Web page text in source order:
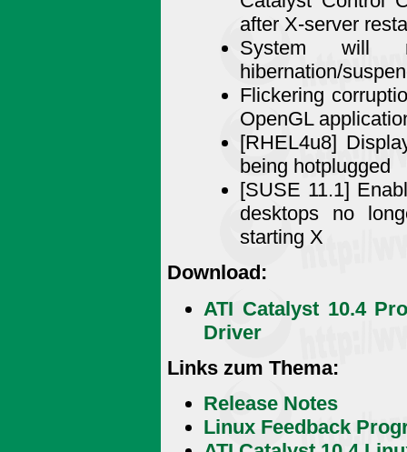
after X-server
System will
hibernation/
Flickering
OpenGL
[RHEL4u8]
being hotplugged
[SUSE 11.1]
desktops no
starting X
Download:
ATI Catalyst 10.4
Driver
Links zum Thema:
Release Notes
Linux Feedback